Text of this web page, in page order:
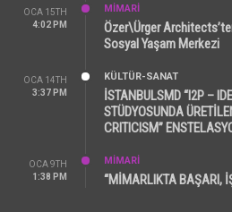
OCA 15TH
4:02 PM
MİMARİ
Özer\Ürger
Sosyal Yaşam Merkezi
OCA 14TH
3:37 PM
KÜLTÜR-SANAT
İSTANBULSMD “I2P –
STÜDYOSUNDA
CRITICISM”
OCA 9TH
1:38 PM
MİMARİ
“MİMARLIKTA BAŞARI,